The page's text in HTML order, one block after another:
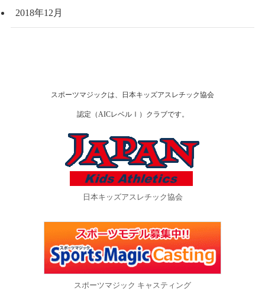
2018年12月
スポーツマジックは、日本キッズアスレチック協会
認定（AICレベルⅠ）クラブです。
日本キッズアスレチック協会
スポーツマジック キャスティング